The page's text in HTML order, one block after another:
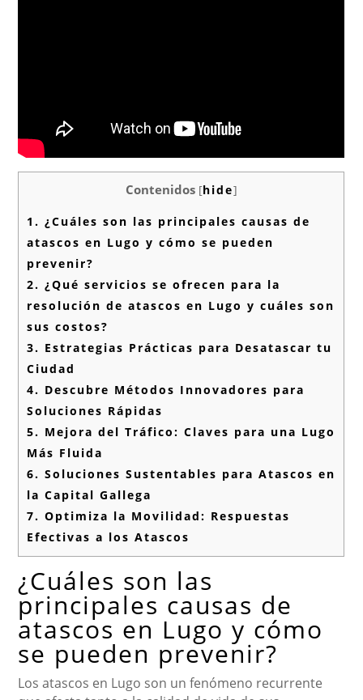
Contenidos [hide]
1. ¿Cuáles son las principales causas de
atascos en Lugo y cómo se pueden
prevenir?
2. ¿Qué servicios se ofrecen para la
resolución de atascos en Lugo y cuáles son
sus costos?
3. Estrategias Prácticas para Desatascar tu
Ciudad
4. Descubre Métodos Innovadores para
Soluciones Rápidas
5. Mejora del Tráfico: Claves para una Lugo
Más Fluida
6. Soluciones Sustentables para Atascos en
la Capital Gallega
7. Optimiza la Movilidad: Respuestas
Efectivas a los Atascos
¿Cuáles son las
principales causas de
atascos en Lugo y cómo
se pueden prevenir?
Los atascos en Lugo son un fenómeno recurrente